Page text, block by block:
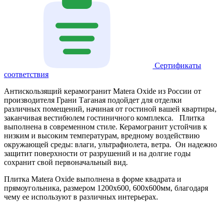
Сертификаты
соответствия
Антискользящий керамогранит Matera Oxide из России от
производителя Грани Таганая подойдет для отделки
различных помещений, начиная от гостиной вашей квартиры,
заканчивая вестибюлем гостиничного комплекса. Плитка
выполнена в современном стиле. Керамогранит устойчив к
низким и высоким температурам, вредному воздействию
окружающей среды: влаги, ультрафиолета, ветра. Он надежно
защитит поверхности от разрушений и на долгие годы
сохранит свой первоначальный вид.
Плитка Matera Oxide выполнена в форме квадрата и
прямоугольника, размером 1200х600, 600х600мм, благодаря
чему ее используют в различных интерьерах.